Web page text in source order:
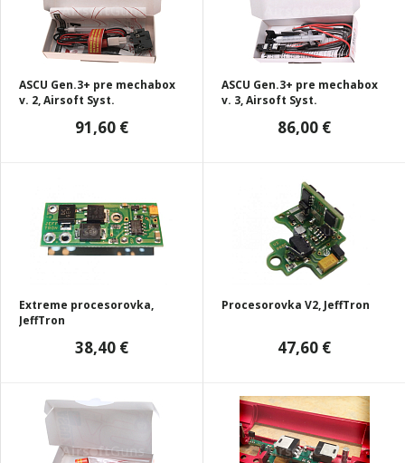
ASCU Gen.3+ pre mechabox
v. 2, Airsoft Syst.
91,60 €
ASCU Gen.3+ pre mechabox
v. 3, Airsoft Syst.
86,00 €
Extreme procesorovka,
JeffTron
38,40 €
Procesorovka V2, JeffTron
47,60 €